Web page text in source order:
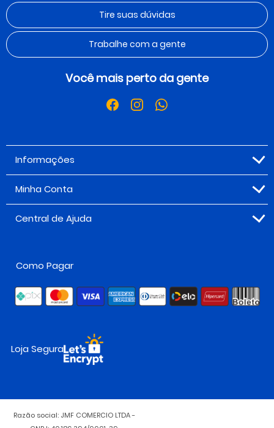
Tire suas dúvidas
Trabalhe com a gente
Você mais perto da gente
Informações
Minha Conta
Central de Ajuda
Como Pagar
Loja Segura
Razão social: JMF COMERCIO LTDA -